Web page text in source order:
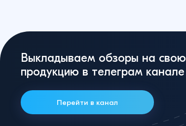
Выкладываем обзоры на свою
продукцию в телеграм канале
Перейти в канал